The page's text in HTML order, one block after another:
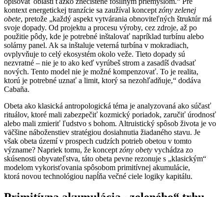
kontext energetickej tranzície sa zaužíval koncept zóny zelenej
obete, pretože „každý aspekt vytvárania obnoviteľných štruktúr má
svoje dopady. Od projektu a procesu výroby, cez zdroje, až po
použitie pôdy, kde je potrebné inštalovať napríklad turbínu alebo
solárny panel. Ak sa inštaluje veterná turbína v mokradiach,
ovplyvňuje to celý ekosystém okolo veže. Tieto dopady sú
nezvratné – nie je to ako keď vyrúbeš strom a zasadíš dvadsať
nových. Tento model nie je možné kompenzovať. To je realita,
ktorú je potrebné uznať a limit, ktorý sa nezohľadňuje,“ dodáva
Cabaña.
Obeta ako klasická antropologická téma je analyzovaná ako súčasť
rituálov, ktoré mali zabezpečiť kozmický poriadok, zaručiť úrodnosť
alebo mali zmieriť ľudstvo s bohom. Altruistický spôsob života je vo
väčšine náboženstiev stratégiou dosiahnutia žiadaného stavu. Je
však obeta území v prospech cudzích potrieb obetou v tomto
význame? Napriek tomu, že koncept zóny obety vychádza zo
skúsenosti obyvateľstva, táto obeta pevne rezonuje s „klasickým“
modelom vykorisťovania spôsobom primitívnej akumulácie,
ktorá novou technológiou napĺňa večné ciele logiky kapitálu.